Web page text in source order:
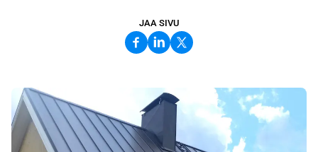
JAA SIVU